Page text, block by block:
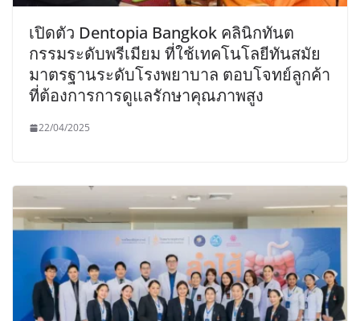
เปิดตัว Dentopia Bangkok คลินิกทันต
กรรมระดับพรีเมียม ที่ใช้เทคโนโลยีทันสมัย
มาตรฐานระดับโรงพยาบาล ตอบโจทย์ลูกค้า
ที่ต้องการการดูแลรักษาคุณภาพสูง
22/04/2025